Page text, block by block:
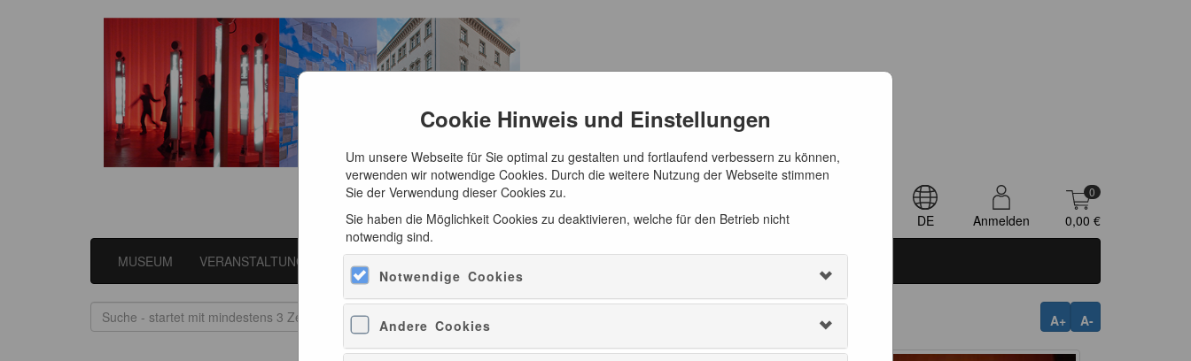
Cookie Hinweis und Einstellungen
Um unsere Webseite für Sie optimal zu gestalten und fortlaufend verbessern zu können,
verwenden wir notwendige Cookies. Durch die weitere Nutzung der Webseite stimmen
Sie der Verwendung dieser Cookies zu.
Sie haben die Möglichkeit Cookies zu deaktivieren, welche für den Betrieb nicht
notwendig sind.
Notwendige Cookies
Andere Cookies
DE Anmelden
0
0,00 €
MUSEUM VERANSTALTUNGEN LITERATUR CD-EMPFEHLUNGEN PRÄSENTE
A-
A+